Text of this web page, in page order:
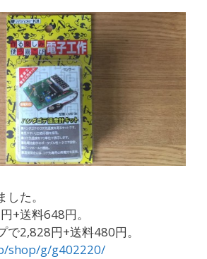
た。
+送料648円。
で2,828円+送料480円。
shop/g/g402220/